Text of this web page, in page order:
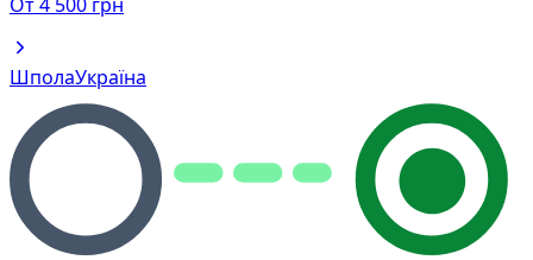
ШполаУкраїна